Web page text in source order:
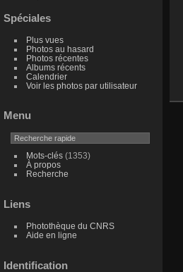
Spéciales
Plus vues
Photos au hasard
Photos récentes
Albums récents
Calendrier
Voir les photos par utilisateur
Menu
Mots-clés(1353)
À propos
Recherche
Liens
Photothèque du CNRS
Aide en ligne
Identification